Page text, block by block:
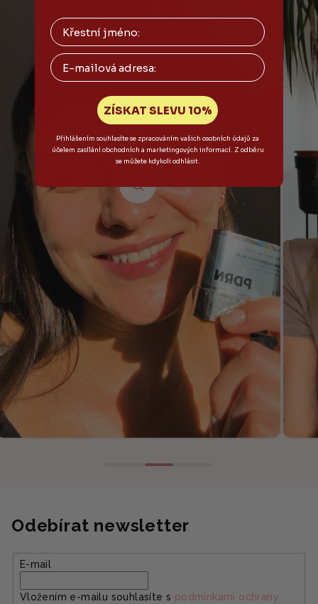
Odebírat newsletter
E-mail
Vložením e-mailu souhlasíte s podmínkami ochrany
Email
ZÍSKAT SLEVU 10%
Přihlášením souhlasíte se zpracováním vašich osobních údajů za
účelem zasílání obchodních a marketingových informací. Z odběru
se můžete kdykoli odhlásit.